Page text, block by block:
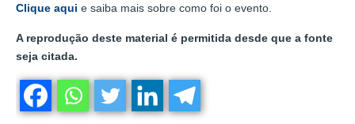
Clique aqui e saiba mais sobre como foi o evento.
A reprodução deste material é permitida desde que a fonte
seja citada.